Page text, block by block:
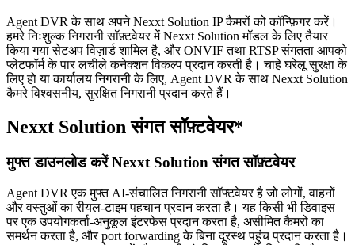
Agent DVR के साथ अपने Nexxt Solution IP कैमरों को कॉन्फ़िगर करें।
हमरे निःशुल्क निगरानी सॉफ़्टवेयर में Nexxt Solution मॉडल के लिए तैयार
किया गया सेटअप विज़ार्ड शामिल है, और ONVIF तथा RTSP संगतता आपको
प्लेटफॉर्म के पार लचीले कनेक्शन विकल्प प्रदान करती है। चाहे घरेलू सुरक्षा के
लिए हो या कार्यालय निगरानी के लिए, Agent DVR के साथ Nexxt Solution
कैमरे विश्वसनीय, सुरक्षित निगरानी प्रदान करते हैं।
Nexxt Solution संगत सॉफ़्टवेयर*
मुफ्त डाउनलोड करें Nexxt Solution संगत सॉफ़्टवेयर
Agent DVR एक मुफ्त AI-संचालित निगरानी सॉफ्टवेयर है जो लोगों, वाहनों
और वस्तुओं का रीयल-टाइम पहचान प्रदान करता है। यह किसी भी डिवाइस
पर एक उपयोगकर्ता-अनुकूल इंटरफेस प्रदान करता है, असीमित कैमरों का
समर्थन करता है, और port forwarding के बिना दूरस्थ पहुंच प्रदान करता है।